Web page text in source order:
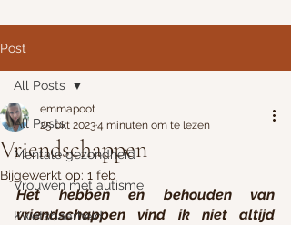
Post
All Posts
Mentale gezondheid
Vrouwen met autisme
Kwetsbaarheid
All Posts
Vriendschappen
emmapoot
25 okt 20234 minuten om te lezen
Bijgewerkt op: 1 feb
Het hebben en behouden van
vriendschappen vind ik niet altijd